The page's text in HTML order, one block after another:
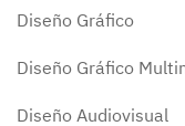
Diseño Gráfico
Diseño Gráfico
Diseño Audiovisual